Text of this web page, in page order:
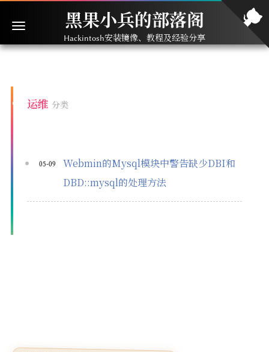
黑果小兵的部落阁
Hackintosh安装镜像、教程及经验分享
运维 分类
Webmin的Mysql模块中警告缺少DBI和
DBD::mysql的处理方法
05-09